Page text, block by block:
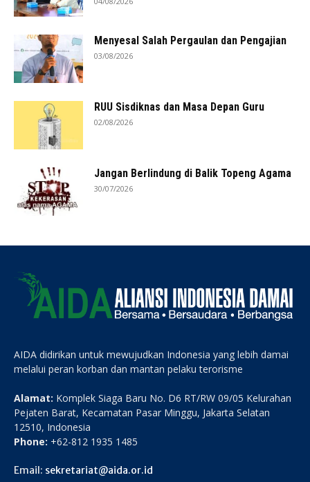
Menyesal Salah Pergaulan dan Pengajian
03/08/2026
RUU Sisdiknas dan Masa Depan Guru
02/08/2026
Jangan Berlindung di Balik Topeng Agama
30/07/2026
AIDA didirikan untuk mewujudkan Indonesia yang lebih damai
melalui peran korban dan mantan pelaku terorisme
Alamat: Komplek Siaga Baru No. D6 RT/RW 09/05 Kelurahan
Pejaten Barat, Kecamatan Pasar Minggu, Jakarta Selatan
12510, Indonesia
Phone: +62-812 1935 1485
Email: sekretariat@aida.or.id